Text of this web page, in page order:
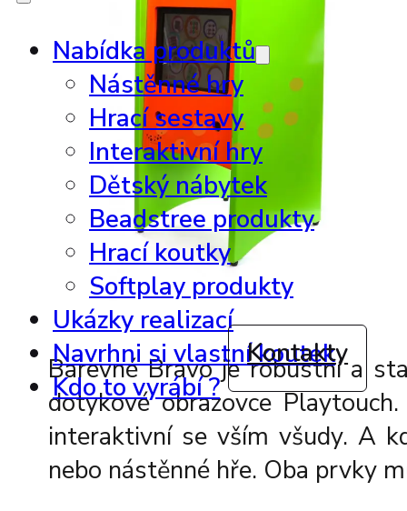
Nabídka produktů
Nástěnné hry
Hrací sestavy
Interaktivní hry
Dětský nábytek
Beadstree produkty
Hrací koutky
Softplay produkty
Ukázky realizací
Navrhni si vlastní koutek
Kdo to vyrábí ?
Kontakty
Barevné Bravo je robustní a
dotykové obrazovce
interaktivní se vším všudy. A
nebo nástěnné hře. Oba prvky